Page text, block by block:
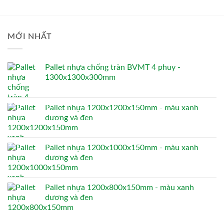
MỚI NHẤT
Pallet nhựa chống tràn BVMT 4 phuy -
1300x1300x300mm
Pallet nhựa 1200x1200x150mm - màu xanh
dương và đen
Pallet nhựa 1200x1000x150mm - màu xanh
dương và đen
Pallet nhựa 1200x800x150mm - màu xanh
dương và đen